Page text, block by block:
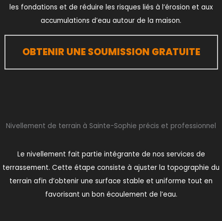
les fondations et de réduire les risques liés à l’érosion et aux
accumulations d’eau autour de la maison.
OBTENIR UNE SOUMISSION GRATUITE
Nivellement de terrain à Sainte-Sophie précis et professionnel
Le nivellement fait partie intégrante de nos services de
terrassement. Cette étape consiste à ajuster la topographie du
terrain afin d’obtenir une surface stable et uniforme tout en
favorisant un bon écoulement de l’eau.